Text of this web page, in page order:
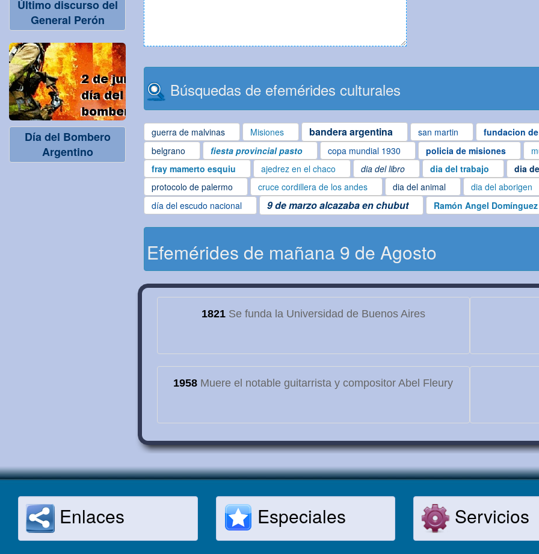
Último discurso del
General Perón
Día del Bombero
Argentino
Búsquedas de efemérides culturales
guerra de malvinas Misiones bandera argentina san martin fundacion
belgrano fiesta provincial pasto copa mundial 1930 policia de misiones
fray mamerto esquiu
ajedrez en el chaco dia del libro dia del trabajo dia
protocolo de palermo
cruce cordillera de los andes dia del animal dia del aborigen
día del escudo nacional
9 de marzo alcazaba en chubut Ramón Angel Domínguez
Efemérides de mañana 9 de Agosto
1821Se funda la Universidad de Buenos Aires
1958 Muere el notable guitarrista y compositor Abel Fleury
Enlaces Especiales Servicios